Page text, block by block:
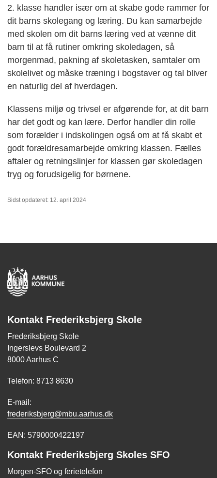
2. klasse handler især om at skabe gode rammer for
dit barns skolegang og læring. Du kan samarbejde
med skolen om dit barns læring ved at vænne dit
barn til at få rutiner omkring skoledagen, så
morgenmad, pakning af skoletasken, samtaler om
skolelivet og måske træning i bogstaver og tal bliver
en naturlig del af hverdagen.
Klassens miljø og trivsel er afgørende for, at dit barn
har det godt og kan lære. Derfor handler din rolle
som forælder i indskolingen også om at få skabt et
godt forældresamarbejde omkring klassen. Fælles
aftaler og retningslinjer for klassen gør skoledagen
tryg og forudsigelig for børnene.
Sidst opdateret: 12. april 2024
Kontakt Frederiksbjerg Skole
Frederiksbjerg Skole
Ingerslevs Boulevard 2
8000 Aarhus C
Telefon: 8713 8630
E-mail:
frederiksbjerg@mbu.aarhus.dk
EAN: 5790000422197
Kontakt Frederiksbjerg Skoles SFO
Morgen-SFO og ferietelefon